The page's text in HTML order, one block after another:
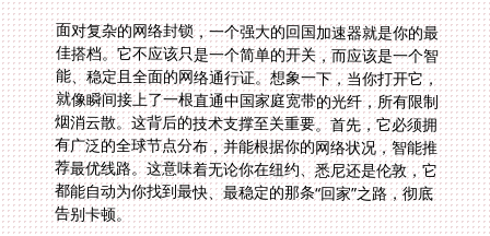
面对复杂的网络封锁，一个强大的回国加速器就是你的最
佳搭档。它不应该只是一个简单的开关，而应该是一个智
能、稳定且全面的网络通行证。想象一下，当你打开它，
就像瞬间接上了一根直通中国家庭宽带的光纤，所有限制
烟消云散。这背后的技术支撑至关重要。首先，它必须拥
有广泛的全球节点分布，并能根据你的网络状况，智能推
荐最优线路。这意味着无论你在纽约、悉尼还是伦敦，它
都能自动为你找到最快、最稳定的那条“回家”之路，彻底
告别卡顿。